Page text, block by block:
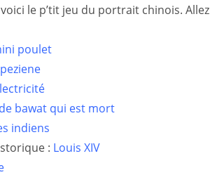
le p’tit jeu du portrait chinois.
poulet
bawat qui est mort
indiens
: Louis XIV